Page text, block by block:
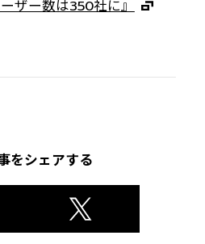
ザー数は350社に』
をシェアする